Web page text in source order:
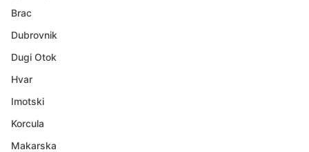
Brac
Dubrovnik
Dugi Otok
Hvar
Imotski
Korcula
Makarska